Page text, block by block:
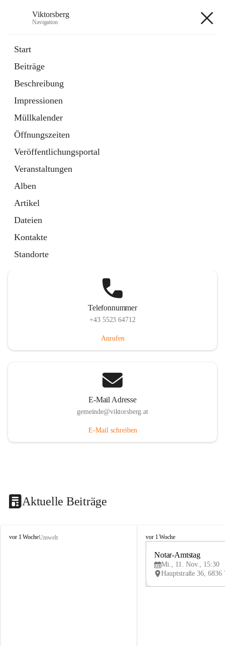
Viktorsberg
Navigation
Start
Beiträge
Beschreibung
Impressionen
Müllkalender
Öffnungszeiten
Veröffentlichungsportal
Veranstaltungen
Alben
Artikel
Dateien
Kontakte
Standorte
1 Schnellzugriff
Bürgerservice
10 Schnellzugriffe
Telefonnummer
+43 5523 64712
Anrufen
E-Mail Adresse
gemeinde@viktorsberg.at
E-Mail schreiben
Aktuelle Beiträge
V
vor 1 WocheUmwelt
V
vor 1 Woche
Notar-Amtstag
Mi., 11. Nov., 15:30